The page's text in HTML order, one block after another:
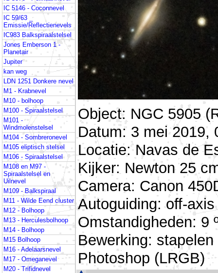
IC 5146 - Coconnevel
IC 59/63 _
Emissie/Reflectienevels
IC983 Balkspiraalstelsel
Jones Emberson 1 -
Planetair
Jupiter
kan weg
LDN 1251 Donkere nevel
M1 - Krabnevel
M10 - bolhoop
M100 - Spiraalstelsel
M101 -
Windmolenstelsel
M104 - Sombreronevel
M105 eliptisch stelsel
M106 - Spiraalstelsel
M108 en M97 -
Spiraalstelsel en
Uilnevel
M109 - Balkspiraal
M11 - Wilde Eend cluster
M12 - Bolhoop
M13 - Herculesbolhoop
M14 - Bolhoop
M15 Bolhoop
M16 - Adelaarsnevel
M17 - Omeganevel
M20 - Trifidnevel
Object: NGC 5905
Datum: 3 mei 2019,
Locatie: Navas de
Kijker: Newton 25
Camera: Canon
Autoguiding: off-
Omstandigheden: 9
Bewerking:
Photoshop (LRGB)